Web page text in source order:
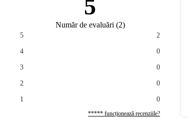
5
Număr de evaluări (2)
5 2
4 0
3 0
2 0
1 0
***** funcționează recenziile?